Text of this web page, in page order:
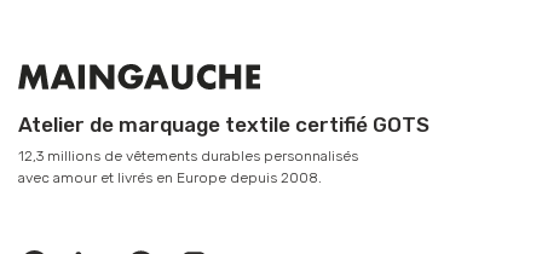
Atelier de marquage textile certifié GOTS
12,3 millions de vêtements durables personnalisés
avec amour et livrés en Europe depuis 2008.